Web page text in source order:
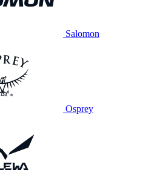
Salomon
Osprey